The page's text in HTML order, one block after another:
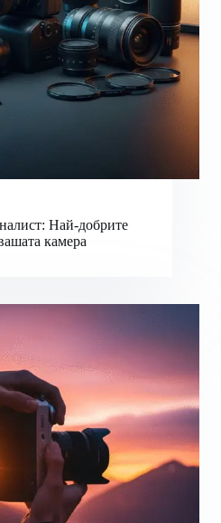
Най-добрите
камера